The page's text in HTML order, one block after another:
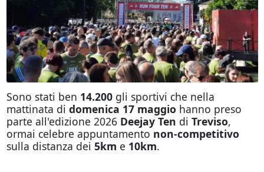
Sono stati ben 14.200 gli sportivi che nella
mattinata di domenica 17 maggio hanno preso
parte all'edizione 2026Deejay Ten di Treviso,
ormai celebre appuntamento non-competitivo
sulla distanza dei 5km e 10km.